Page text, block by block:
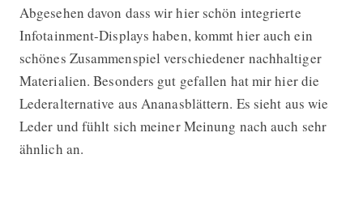
Abgesehen davon dass wir hier schön integrierte
Infotainment-Displays haben, kommt hier auch ein
schönes Zusammenspiel verschiedener nachhaltiger
Materialien. Besonders gut gefallen hat mir hier die
Lederalternative aus Ananasblättern. Es sieht aus wie
Leder und fühlt sich meiner Meinung nach auch sehr
ähnlich an.